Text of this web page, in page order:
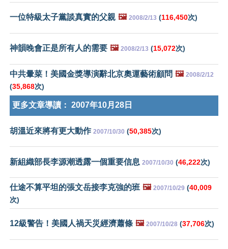
一位特級太子黨談真實的父親 🖼️ 2008/2/13 (116,450次)
神韻晚會正是所有人的需要 🖼️ 2008/2/13 (15,072次)
中共暈菜！美國金獎導演辭北京奧運藝術顧問 🖼️ 2008/2/12
(35,868次)
更多文章導讀： 2007年10月28日
胡溫近來將有更大動作 2007/10/30 (50,385次)
新組織部長李源潮透露一個重要信息 2007/10/30 (46,222次)
仕途不算平坦的張文岳接李克強的班 🖼️ 2007/10/29 (40,009
次)
12級警告！美國人禍天災經濟蕭條 🖼️ 2007/10/28 (37,706次)